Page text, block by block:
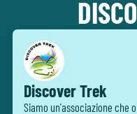
Discover Trek
Siamo un'associazione che